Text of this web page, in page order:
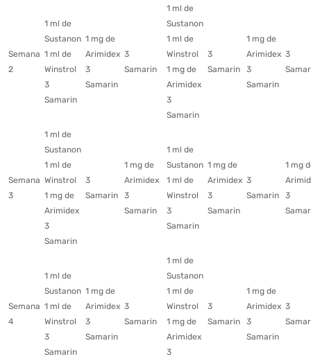
Semana
2
1 ml de
Sustanon
1 ml de
Winstrol
3
Samarin
1 mg de
Arimidex
3
Samarin
3
Samarin
1 ml de
Sustanon
1 ml de
Winstrol
1 mg de
Arimidex
3
Samarin
3
Samarin
1 mg de
Arimidex
3
Samarin
3
Semana
3
1 ml de
Sustanon
1 ml de
Winstrol
1 mg de
Arimidex
3
Samarin
3
Samarin
1 mg de
Arimidex
3
Samarin
1 ml de
Sustanon
1 ml de
Winstrol
3
Samarin
1 mg de
Arimidex
3
Samarin
3
Samarin
1 mg
3
Semana
4
1 ml de
Sustanon
1 ml de
Winstrol
3
Samarin
1 mg de
Arimidex
3
Samarin
3
Samarin
1 ml de
Sustanon
1 ml de
Winstrol
1 mg de
Arimidex
3
3
Samarin
1 mg de
Arimidex
3
Samarin
3